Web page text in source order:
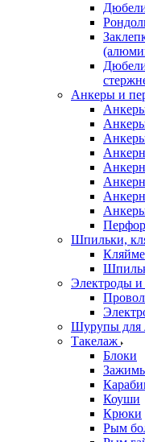
Анкеры и
Шпильки,
Электроды и
Шурупы для
Такелаж
Блоки
Коуши
Крюки
Рым